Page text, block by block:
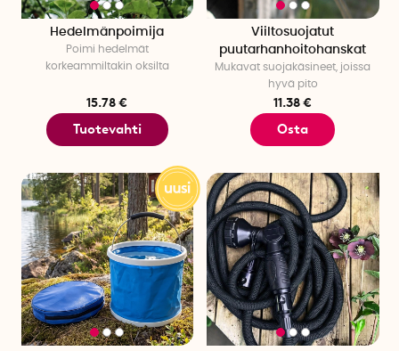
Hedelmänpoimija
Poimi hedelmät
korkeammiltakin oksilta
15.78 €
Tuotevahti
Viiltosuojatut
puutarhanhoitohanskat
Mukavat suojakäsineet, joissa
hyvä pito
11.38 €
Osta